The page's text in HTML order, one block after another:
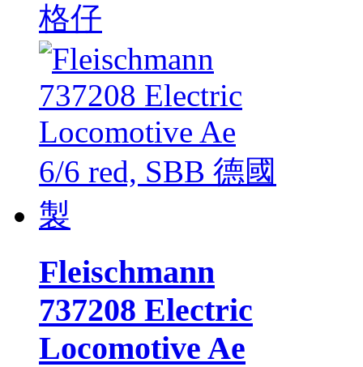
格仔
Fleischmann
737208 Electric
Locomotive Ae